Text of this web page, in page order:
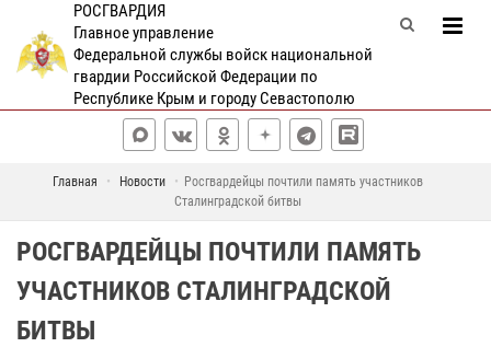
РОСГВАРДИЯ
Главное управление
Федеральной службы войск национальной
гвардии Российской Федерации по
Республике Крым и городу Севастополю
Главная Новости
Росгвардейцы почтили память участников
Сталинградской битвы
РОСГВАРДЕЙЦЫ ПОЧТИЛИ ПАМЯТЬ
УЧАСТНИКОВ СТАЛИНГРАДСКОЙ
БИТВЫ